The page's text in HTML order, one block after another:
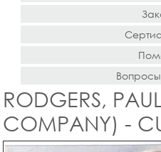
Вопросы
RODGERS,
COMPANY) -